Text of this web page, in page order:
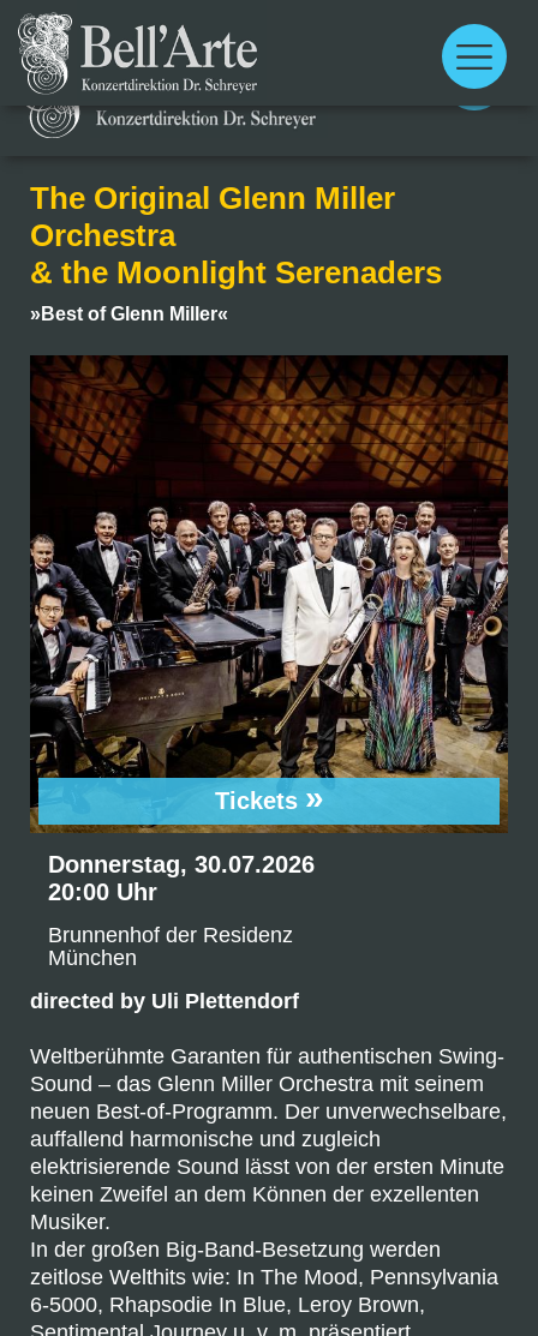
Main
menu
Main
menu
The Original Glenn Miller
Orchestra
& the Moonlight Serenaders
»Best of Glenn Miller«
Tickets »
Donnerstag, 30.07.2026
20:00 Uhr
Brunnenhof der Residenz
München
directed by Uli Plettendorf
Weltberühmte Garanten für authentischen Swing-
Sound – das Glenn Miller Orchestra mit seinem
neuen Best-of-Programm. Der unverwechselbare,
auffallend harmonische und zugleich
elektrisierende Sound lässt von der ersten Minute
keinen Zweifel an dem Können der exzellenten
Musiker.
In der großen Big-Band-Besetzung werden
zeitlose Welthits wie: In The Mood, Pennsylvania
6-5000, Rhapsodie In Blue, Leroy Brown,